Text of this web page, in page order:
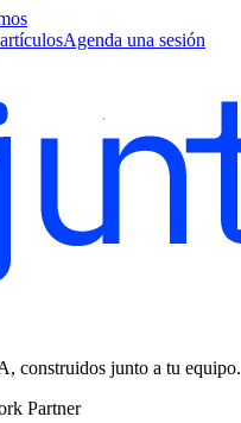
Agenda una sesión
construidos junto a tu equipo.
Partner